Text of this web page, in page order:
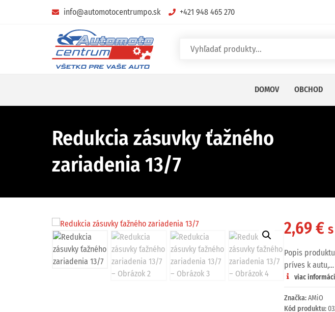
info@automotocentrumpo.sk +421 948 465 270
DOMOV OBCHOD
Redukcia zásuvky ťažného
zariadenia 13/7
2,69€
Popis
príves k autu,…
viac
Značka:AMiO
Kód produktu: